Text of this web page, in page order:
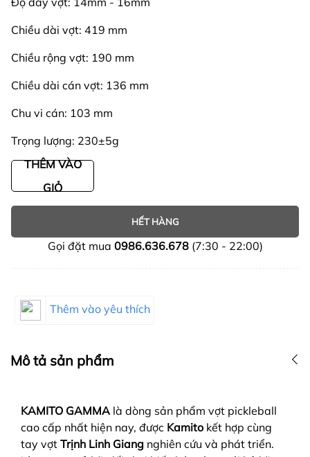
Chiều dài vợt: 419 mm
Chiều rộng vợt: 190 mm
Chiều dài cán vợt: 136 mm
Chu vi cán: 103 mm
Trọng lượng: 230±5g
THÊM VÀO
GIỎ
HẾT HÀNG
Gọi đặt mua 0986.636.678(7:30 - 22:00)
Thêm vào yêu thích
Mô tả sản phẩm
KAMITO GAMMA là dòng sản phẩm vợt pickleball
cao cấp nhất hiện nay, được Kamito kết hợp cùng
tay vợt Trịnh Linh Giang nghiên cứu và phát triển.